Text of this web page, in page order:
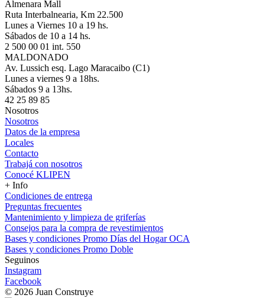
Almenara Mall
Ruta Interbalnearia, Km 22.500
Lunes a Viernes 10 a 19 hs.
Sábados de 10 a 14 hs.
2 500 00 01 int. 550
MALDONADO
Av. Lussich esq. Lago Maracaibo (C1)
Lunes a viernes 9 a 18hs.
Sábados 9 a 13hs.
42 25 89 85
Nosotros
Nosotros
Datos de la empresa
Locales
Contacto
Trabajá con nosotros
Conocé KLIPEN
+ Info
Condiciones de entrega
Preguntas frecuentes
Mantenimiento y limpieza de griferías
Consejos para la compra de revestimientos
Bases y condiciones Promo Días del Hogar OCA
Bases y condiciones Promo Doble
Seguinos
Instagram
Facebook
© 2026 Juan Construye